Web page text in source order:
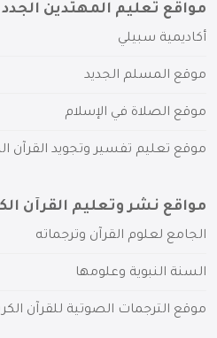
مواقع تعليم المهتدين الجدد
أكاديمية سبيلي
موقع المسلم الجديد
موقع الصلاة في الإسلام
موقع تعليم تفسير وتجويد القرآن
مواقع نشر وتعليم القرآن
الجامع لعلوم القرآن وترجماته
السنة النبوية وعلومها
موقع الترجمات الصوتية للقرآن